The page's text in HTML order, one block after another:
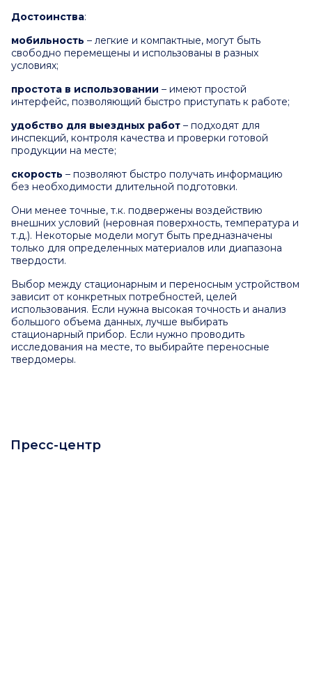
Достоинства:
мобильность – легкие и компактные, могут быть
свободно перемещены и использованы в разных
условиях;
простота в использовании – имеют простой
интерфейс, позволяющий быстро приступать к работе;
удобство для выездных работ – подходят для
инспекций, контроля качества и проверки готовой
продукции на месте;
скорость – позволяют быстро получать информацию
без необходимости длительной подготовки.
Они менее точные, т.к. подвержены воздействию
внешних условий (неровная поверхность, температура и
т.д.). Некоторые модели могут быть предназначены
только для определенных материалов или диапазона
твердости.
Выбор между стационарным и переносным устройством
зависит от конкретных потребностей, целей
использования. Если нужна высокая точность и анализ
большого объема данных, лучше выбирать
стационарный прибор. Если нужно проводить
исследования на месте, то выбирайте переносные
твердомеры.
Пресс-центр